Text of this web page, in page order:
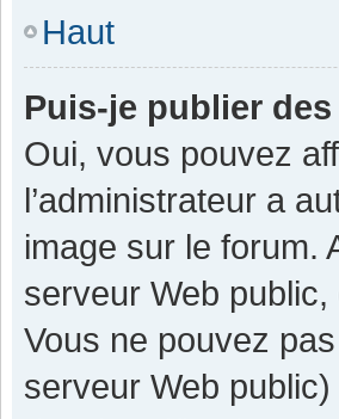
Haut
Puis-je publier
Oui, vous pouvez
l’administrateur a
image sur le forum.
serveur Web
Vous ne pouvez
serveur Web